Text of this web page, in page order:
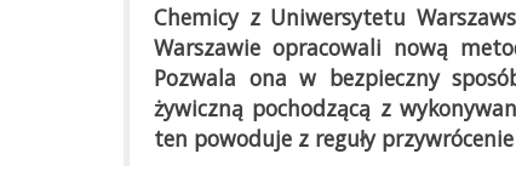
Chemicy z Uniwersytetu
Warszawie opracowali nową
Pozwala ona w bezpieczny
żywiczną pochodzącą z
ten powoduje z reguły